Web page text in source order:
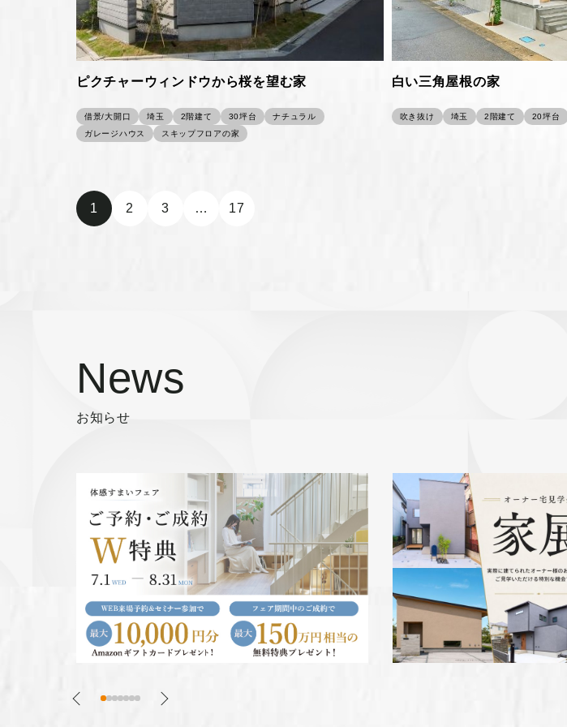
ピクチャーウィンドウから桜を望む家
借景/大開口 埼玉 2階建て 30坪台
ナチュラル
ガレージハウス
スキップフロアの家
白い三角屋根の家
吹き抜け 埼玉 2階建て 20坪台
1 2 3 … 17
News
お知らせ